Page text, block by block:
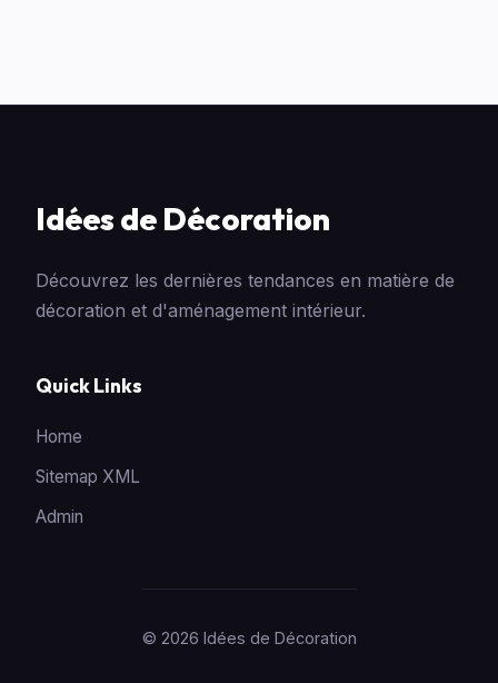
Idées de Décoration
Découvrez les dernières tendances en matière de
décoration et d'aménagement intérieur.
Quick Links
Home
Sitemap XML
Admin
© 2026 Idées de Décoration